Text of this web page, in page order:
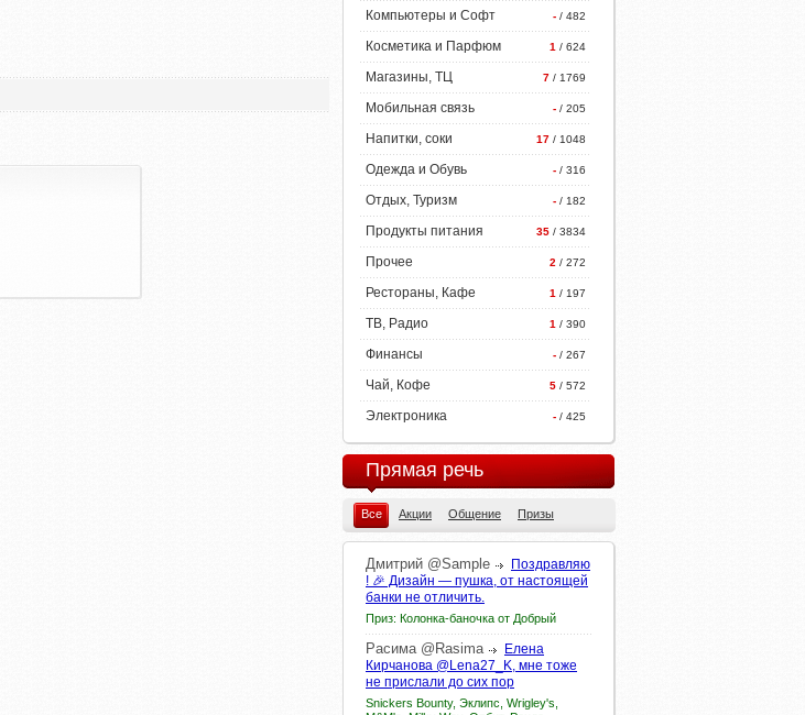
- / 482
Компьютеры и Софт
1 / 624
Косметика и Парфюм
7 / 1769
Магазины, ТЦ
- / 205
Мобильная связь
17 / 1048
Напитки, соки
- / 316
Одежда и Обувь
- / 182
Отдых, Туризм
35 / 3834
Продукты питания
2 / 272
Прочее
1 / 197
Рестораны, Кафе
1 / 390
ТВ, Радио
- / 267
Финансы
5 / 572
Чай, Кофе
- / 425
Электроника
Прямая речь
Все Акции Общение Призы
Дмитрий @Sample
Поздравляю
! 🎉 Дизайн — пушка, от настоящей
банки не отличить.
Приз: Колонка-баночка от Добрый
Расима @Rasima
Елена
Кирчанова @Lena27_K, мне тоже
не прислали до сих пор
Snickers Bounty, Эклипс, Wrigley's,